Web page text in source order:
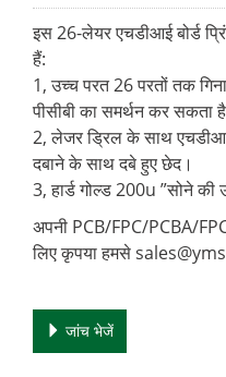
इस 26-लेयर एचडीआई बोर्ड
हैं:
1, उच्च परत 26 परतों तक
पीसीबी का समर्थन कर सकता
2, लेजर ड्रिल के साथ
दबाने के साथ दबे हुए छेद।
3, हार्ड गोल्ड 200u ”सोने की
अपनी PCB/FPC/PCBA/
लिए कृपया हमसे
जांच भेजें